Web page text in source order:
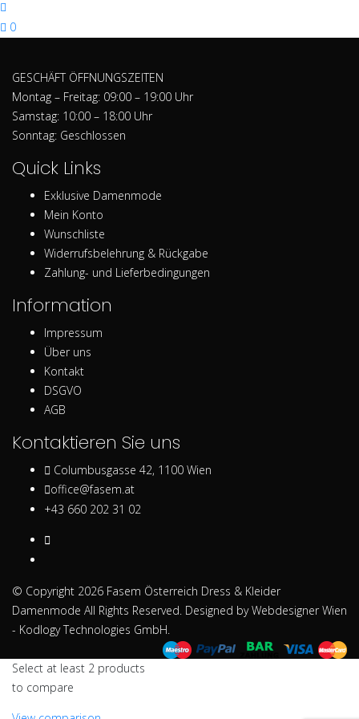
0
GESCHÄFT ÖFFNUNGSZEITEN
Montag – Freitag: 09:00 – 19:00 Uhr
Samstag: 10:00 – 18:00 Uhr
Sonntag: Geschlossen
Quick Links
Exklusive Damenmode
Mein Konto
Wunschliste
Widerrufsbelehrung & Rückgabe
Zahlung- und Lieferbedingungen
Information
Impressum
Über uns
Kontakt
DSGVO
AGB
Kontaktieren Sie uns
Columbusgasse 42, 1100 Wien
office@fasem.at
+43 660 202 31 02
© Copyright 2026 Fasem Österreich Dress & Kleider
Damenmode All Rights Reserved. Designed byWebdesigner Wien
- Kodlogy Technologies GmbH.
Select at least 2 products
to compare